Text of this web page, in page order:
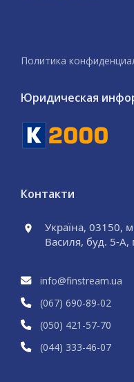
Политика
Юридическая
Контакти
Україна, 03150,
Василя, буд. 5-
info@finstream.ua
(067) 690-89-02
(050) 421 -57-70
(044) 333-46-07